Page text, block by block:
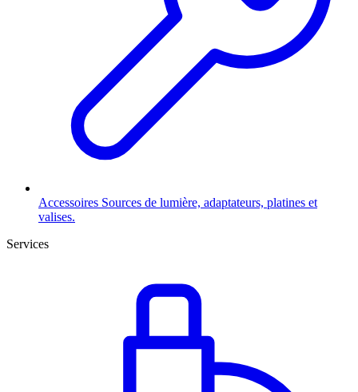
Accessoires Sources de lumière, adaptateurs, platines et
valises.
Services